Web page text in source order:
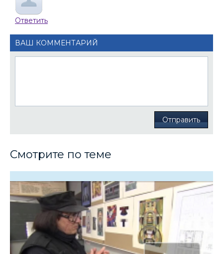
Ответить
ВАШ КОММЕНТАРИЙ
Отправить
Смотрите по теме